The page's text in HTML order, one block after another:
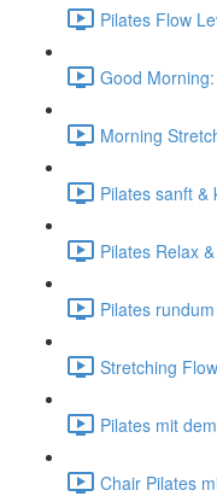
Pilates Flow
Good
Morning
Pilates sanft &
Pilates Relax
Pilates
Stretching
Pilates mit
Chair Pilates